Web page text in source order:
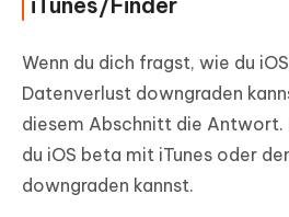
Wenn du dich fragst, wie du
Datenverlust downgraden
diesem Abschnitt die Antwort.
du iOS beta mit iTunes oder
downgraden kannst.